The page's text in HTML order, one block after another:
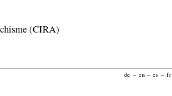
(CIRA)
de – en – es – fr